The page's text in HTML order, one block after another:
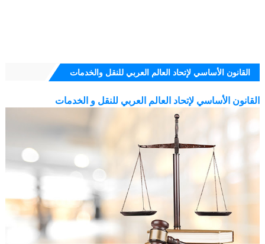
القانون الأساسي لإتحاد العالم العربي للنقل والخدمات
القانون الأساسي لإتحاد العالم العربي للنقل و الخدمات